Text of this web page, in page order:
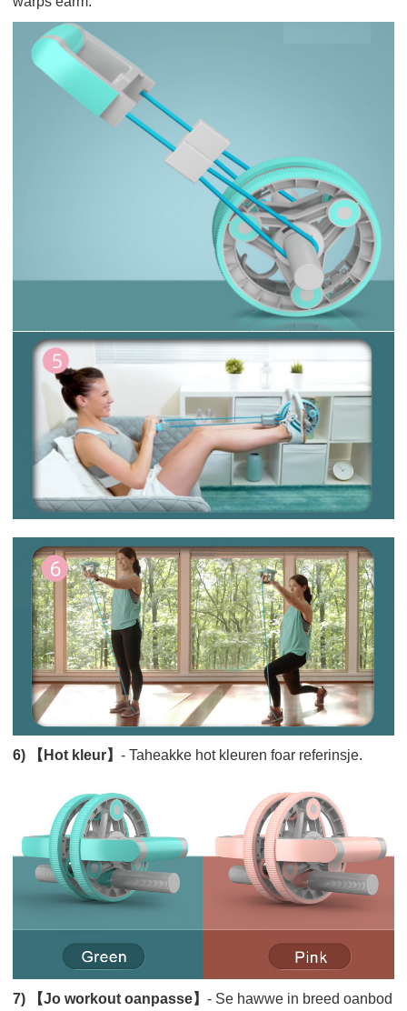
6) 【Hot kleur】- Taheakke hot kleuren foar referinsje.
7) 【Jo workout oanpasse】- Se hawwe in breed oanbod